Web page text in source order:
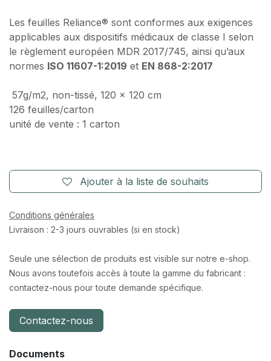
Les feuilles Reliance® sont conformes aux exigences
applicables aux dispositifs médicaux de classe I selon
le règlement européen MDR 2017/745, ainsi qu’aux
normes ISO 11607-1:2019 et EN 868-2:2017
57g/m2, non-tissé, 120 x 120 cm
126 feuilles/carton
unité de vente : 1 carton
Ajouter à la liste de souhaits
Conditions générales
Livraison : 2-3 jours ouvrables (si en stock)
Seule une sélection de produits est visible sur notre e-shop.
Nous avons toutefois accès à toute la gamme du fabricant :
contactez-nous pour toute demande spécifique.
Contactez-nous
Documents